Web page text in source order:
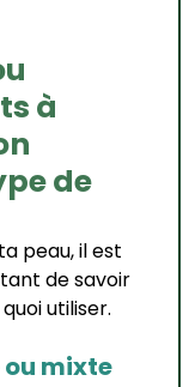
à
de
peau, il est
de savoir
utiliser.
ou mixte